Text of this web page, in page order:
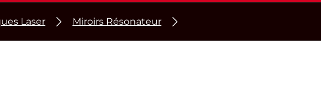
Laser Miroirs Résonateur